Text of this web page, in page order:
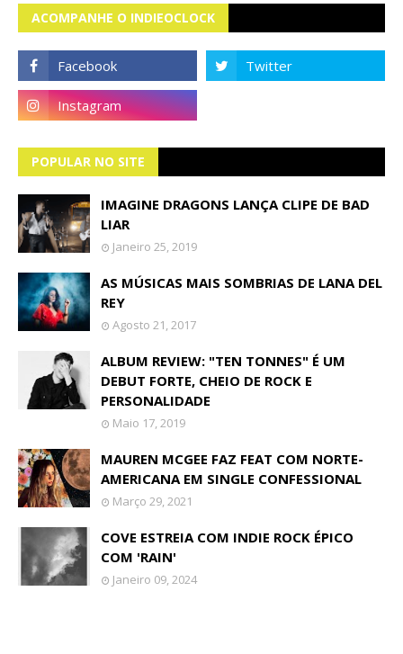
ACOMPANHE O INDIEOCLOCK
POPULAR NO SITE
IMAGINE DRAGONS LANÇA CLIPE DE BAD
LIAR
Janeiro 25, 2019
AS MÚSICAS MAIS SOMBRIAS DE LANA DEL
REY
Agosto 21, 2017
ALBUM REVIEW: "TEN TONNES" É UM
DEBUT FORTE, CHEIO DE ROCK E
PERSONALIDADE
Maio 17, 2019
MAUREN MCGEE FAZ FEAT COM NORTE-
AMERICANA EM SINGLE CONFESSIONAL
Março 29, 2021
COVE ESTREIA COM INDIE ROCK ÉPICO
COM 'RAIN'
Janeiro 09, 2024